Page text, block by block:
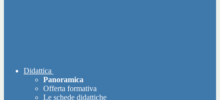
Didattica
Panoramica
Offerta formativa
Le schede didattiche